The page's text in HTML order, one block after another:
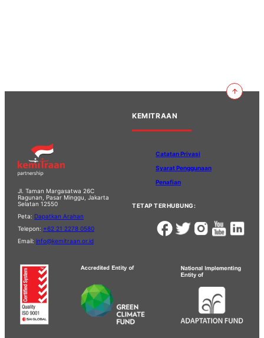
Jl. Taman Margasatwa 26C
Ragunan, Pasar Minggu, Jakarta
Selatan 12550
Peta: Dapatkan Arahan
Telepon: +62 21 2278 0580
Email: info@kemitraan.or.id
KEMITRAAN
Catatan Privasi
Syarat Penggunaan
Penafian
TETAP TERHUBUNG: